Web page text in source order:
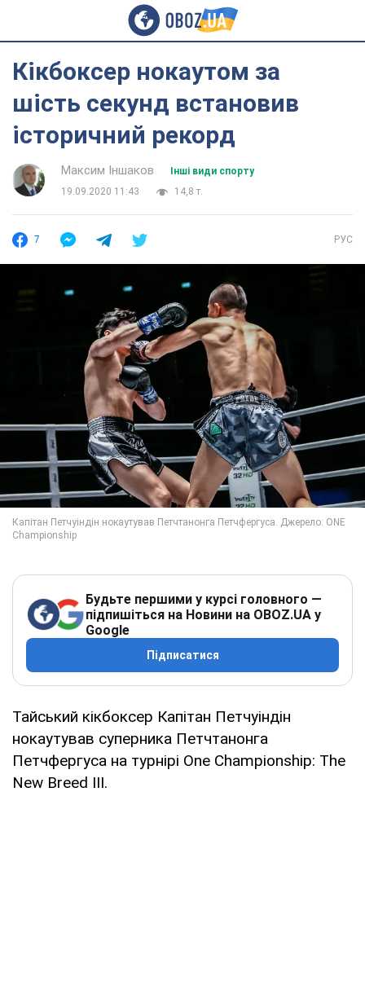
Кікбоксер нокаутом за
шість секунд встановив
історичний рекорд
Максим Іншаков
Інші види спорту
19.09.2020 11:43
14,8 т.
7 РУС
Будьте першими у курсі головного —
підпишіться на Новини на OBOZ.UA у
Google
Підписатися
Тайський кікбоксер Капітан Петчуіндін
нокаутував суперника Петчтанонга
Петчфергуса на турнірі One Championship: The
New Breed III.